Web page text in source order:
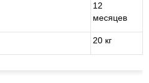
12
месяцев
20 кг